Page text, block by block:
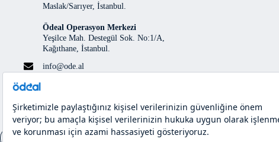
Maslak/Sarıyer, İstanbul.
Ödeal Operasyon Merkezi
Yeşilce Mah. Destegül Sok. No:1/A,
Kağıthane, İstanbul.
info@ode.al